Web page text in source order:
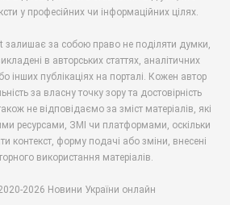
у професійних чи інформаційних цілях.
залишає за собою право не поділяти думки,
в авторських статтях, аналітичних
інших публікаціях на порталі. Кожен автор
за власну точку зору та достовірність
не відповідаємо за зміст матеріалів, які
ресурсами, ЗМІ чи платформами, оскільки
контекст, форму подачі або зміни, внесені
використання матеріалів.
2026 Новини України онлайн